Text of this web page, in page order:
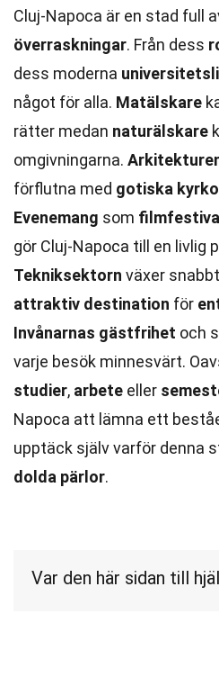
Cluj-Napoca är en stad full
överraskningar. Från dess
dess moderna
något för alla. Matälskare
rätter medan naturälskare
omgivningarna.
förflutna med gotiska
Evenemang som
gör Cluj-Napoca till en livlig
Tekniksektorn växer
attraktiv destination för
Invånarnas gästfrihet och
varje besök minnesvärt.
studier, arbete eller
Napoca att lämna ett
upptäck själv varför denna
dolda pärlor.
Var den här sidan till